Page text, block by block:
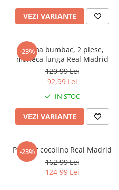
VEZI VARIANTE
-23%
Pijama bumbac, 2 piese,
maneca lunga Real Madrid
120,99 Lei
92,99 Lei
IN STOC
VEZI VARIANTE
-23%
Pulover cocolino Real Madrid
162,99 Lei
124,99 Lei